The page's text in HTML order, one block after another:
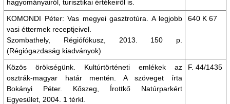
hagyományairól, turisztikai értékeiről is.
KOMONDI Péter: Vas megyei gasztrotúra. A legjobb
vasi éttermek receptjeivel.
Szombathely, Régiófókusz, 2013. 150 p.
(Régiógazdaság kiadványok)
640 K 67
Közös örökségünk. Kultúrtörténeti emlékek az
osztrák-magyar határ mentén. A szöveget írta
Bokányi Péter. Kőszeg, Írottkő Natúrparkért
Egyesület, 2004. 1 térkl.
F. 44/1435